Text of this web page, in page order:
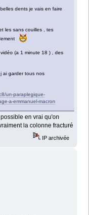
dents je vais en faire
les sans couilles , tes
(a 1 minute 18 ) , des
ai garder tous nos
un-paraplegique-
a-emmanuel-macron
en vrai qu'on
la colonne fracturé
IP archivée